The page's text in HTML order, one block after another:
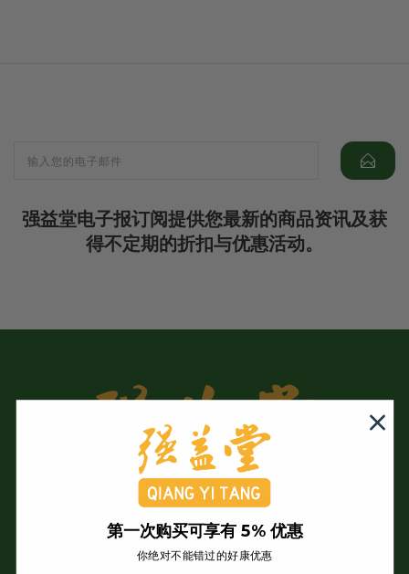
强益堂电子报订阅提供您最新的商品资讯及获
得不定期的折扣与优惠活动。
强益堂全息中医诊所
第一次购买可享有 5% 优惠
你绝对不能错过的好康优惠